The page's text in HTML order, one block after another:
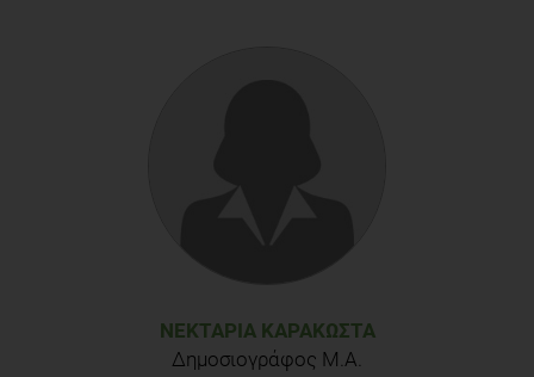
ΝΕΚΤΑΡΊΑ ΚΑΡΑΚΏΣΤΑ
Δημοσιογράφος M.A.